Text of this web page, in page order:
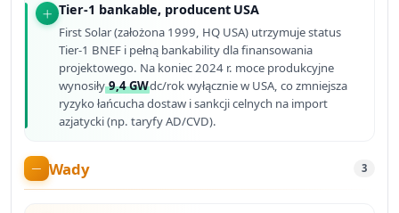
Tier-1 bankable, producent USA
First Solar (założona 1999, HQ USA) utrzymuje status
Tier-1 BNEF i pełną bankability dla finansowania
projektowego. Na koniec 2024 r. moce produkcyjne
wynosiły9,4 GWdc/rok wyłącznie w USA, co zmniejsza
ryzyko łańcucha dostaw i sankcji celnych na import
azjatycki (np. taryfy AD/CVD).
Wady 3